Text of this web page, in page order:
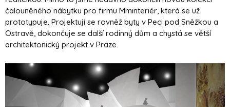
čalouněného nábytku pro firmu Mminteriér, která se už
prototypuje. Projektují se rovněž byty v Peci pod Sněžkou a
Ostravě, dokončuje se další rodinný dům a chystá se větší
architektonický projekt v Praze.